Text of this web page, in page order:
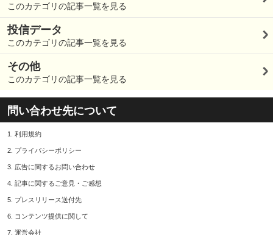
このカテゴリの記事一覧を見る
投信データ
このカテゴリの記事一覧を見る
その他
このカテゴリの記事一覧を見る
問い合わせ先について
1. 利用規約
2. プライバシーポリシー
3. 広告に関するお問い合わせ
4. 記事に関するご意見・ご感想
5. プレスリリース送付先
6. コンテンツ提供に関して
7. 運営会社